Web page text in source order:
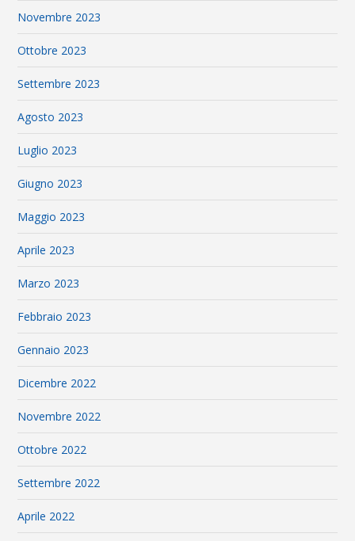
Novembre 2023
Ottobre 2023
Settembre 2023
Agosto 2023
Luglio 2023
Giugno 2023
Maggio 2023
Aprile 2023
Marzo 2023
Febbraio 2023
Gennaio 2023
Dicembre 2022
Novembre 2022
Ottobre 2022
Settembre 2022
Aprile 2022